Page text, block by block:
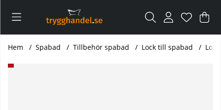
.
Hem Spabad Tillbehör spabad Lock till spabad
Produktbilder Lock spabad rektangulärt 200x150 cm